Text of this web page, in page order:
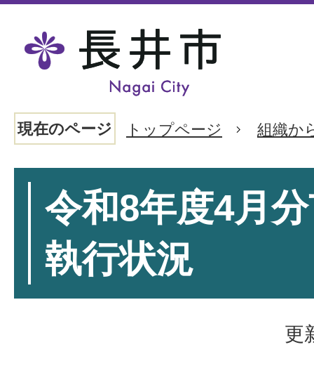
現在のページ トップページ 組織か
令和8年度4月
執行状況
更